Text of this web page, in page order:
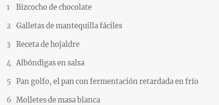
Bizcocho de chocolate
Galletas de mantequilla fáciles
Receta de hojaldre
Albóndigas en salsa
Pan golfo, el pan con fermentación retardada en frío
Molletes de masa blanca